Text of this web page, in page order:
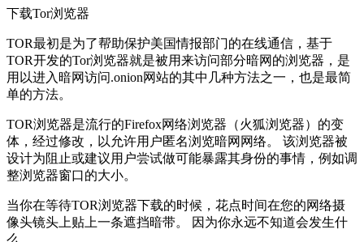
下载Tor浏览器
TOR最初是为了帮助保护美国情报部门的在线通信，基于
TOR开发的Tor浏览器就是被用来访问部分暗网的浏览器，是
用以进入暗网访问.onion网站的其中几种方法之一，也是最简
单的方法。
TOR浏览器是流行的Firefox网络浏览器（火狐浏览器）的变
体，经过修改，以允许用户匿名浏览暗网网络。 该浏览器被
设计为阻止或建议用户尝试做可能暴露其身份的事情，例如调
整浏览器窗口的大小。
当你在等待TOR浏览器下载的时候，花点时间在您的网络摄
像头镜头上贴上一条遮挡暗带。 因为你永远不知道会发生什
么。